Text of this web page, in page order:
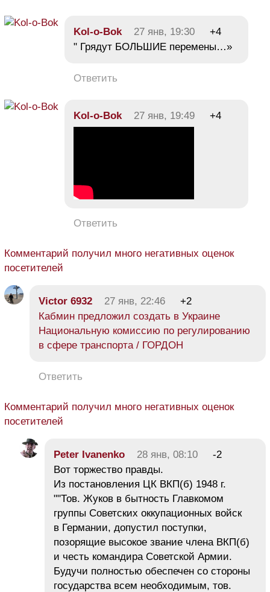
Kol-o-Bok 27 янв, 19:30
+4
" Грядут БОЛЬШИЕ перемены…»
Ответить
Kol-o-Bok 27 янв, 19:49 +4
Ответить
Комментарий получил много негативных оценок
посетителей
Victor 6932 27 янв, 22:46
+2
Кабмин предложил создать в Украине
Национальную комиссию по регулированию
в сфере транспорта / ГОРДОН
Ответить
Комментарий получил много негативных оценок
посетителей
Peter Ivanenko 28 янв, 08:10
-2
Вот торжество правды.
Из постановления ЦК ВКП(б) 1948 г.
""Тов. Жуков в бытность Главкомом
группы Советских оккупационных войск
в Германии, допустил поступки,
позорящие высокое звание члена ВКП(б)
и честь командира Советской Армии.
Будучи полностью обеспечен со стороны
государства всем необходимым, тов.